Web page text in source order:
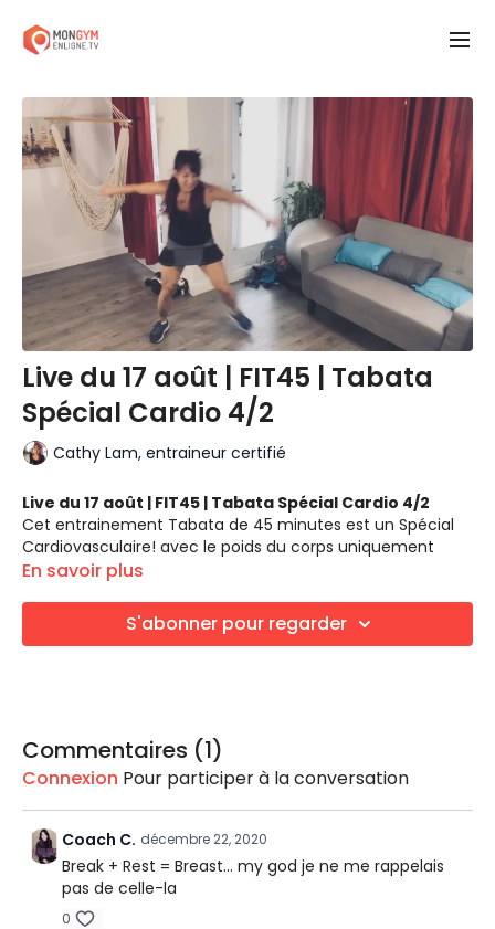
Live du 17 août | FIT45 | Tabata
Spécial Cardio 4/2
Cathy Lam, entraineur certifié
Live du 17 août | FIT45 | Tabata Spécial Cardio 4/2
Cet entrainement Tabata de 45 minutes est un Spécial
Cardiovasculaire! avec le poids du corps uniquement
(bodyweight).
intensité utilisant 20 secondes d'effort, pour 10 secondes
de repos (8 rounds).
4 Squat Pop | 2 Tucks Jumps
4 Pikes Jumps | 2 Waves
4 Skater Jumps | 2 Obliques burpees
4 Ski Jumps | 2 Squats
4 Jog Genoux hauts | 2 Reverse Burpees
4 Squat Swing | 2 Tirage horizontal en planche
ÉQUIPEMENTS REQUIS
Haltères facultatives
Tapis de sol
En savoir plus
S'abonner pour regarder
Commentaires (1)
Connexion Pour participer à la conversation
Coach C. décembre 22, 2020
Break + Rest = Breast... my god je ne me rappelais
pas de celle-la
0